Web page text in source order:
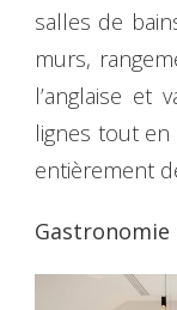
salles de
murs,
l’anglaise et
lignes tout
entièrement
Gastronomie